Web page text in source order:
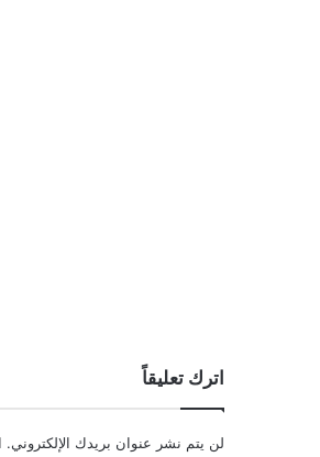
اترك تعليقاً
لن يتم نشر عنوان بريدك الإلكتروني.